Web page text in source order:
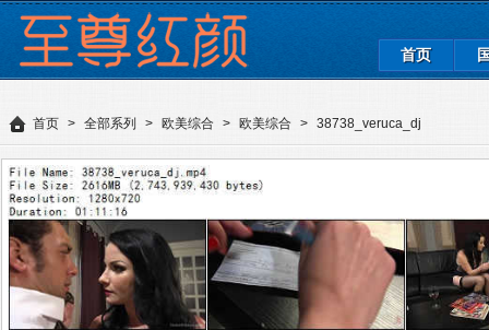
首页
首页 > 全部系列 > 欧美综合 > 欧美综合 > 38738_veruca_dj